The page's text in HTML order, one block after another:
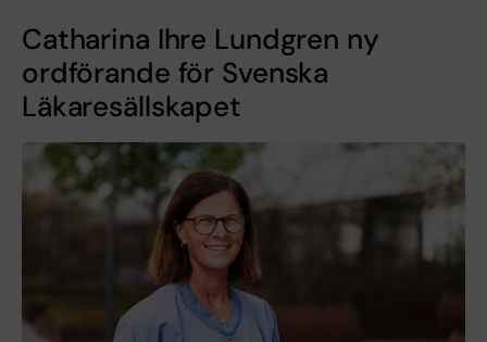
Catharina Ihre Lundgren ny
ordförande för Svenska
Läkaresällskapet